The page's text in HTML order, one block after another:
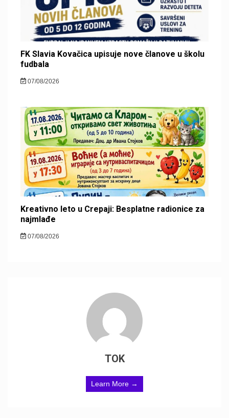
FK Slavia Kovačica upisuje nove članove u školu
fudbala
07/08/2026
Kreativno leto u Crepaji: Besplatne radionice za
najmlađe
07/08/2026
TOK
Learn More →